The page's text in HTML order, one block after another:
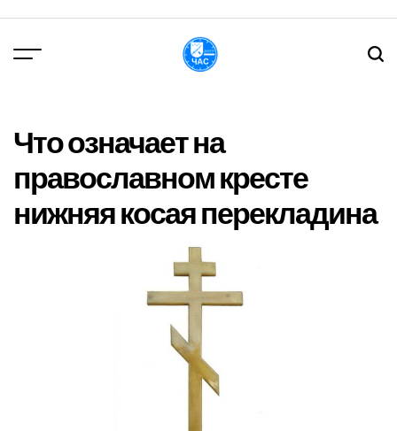
вмісту
Что означает на
православном кресте
нижняя косая перекладина